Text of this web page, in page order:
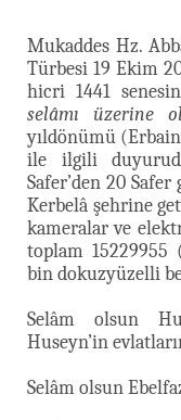
Mukaddes Hz.
Türbesi 19 Ekim
hicri 1441
selâmı üzerine
yıldönümü
ile ilgili
Safer’den 20
Kerbelâ şehrine
kameralar ve
toplam
bin dokuzyüzelli
Selâm olsun
Huseyn’in
Selâm olsun